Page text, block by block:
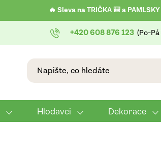
🔥 Sleva na TRIČKA 🎒 a
+420 608 876 123
Hlodavci Dekorace